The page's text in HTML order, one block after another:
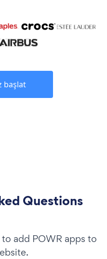
başlat
Questions
add POWR apps to